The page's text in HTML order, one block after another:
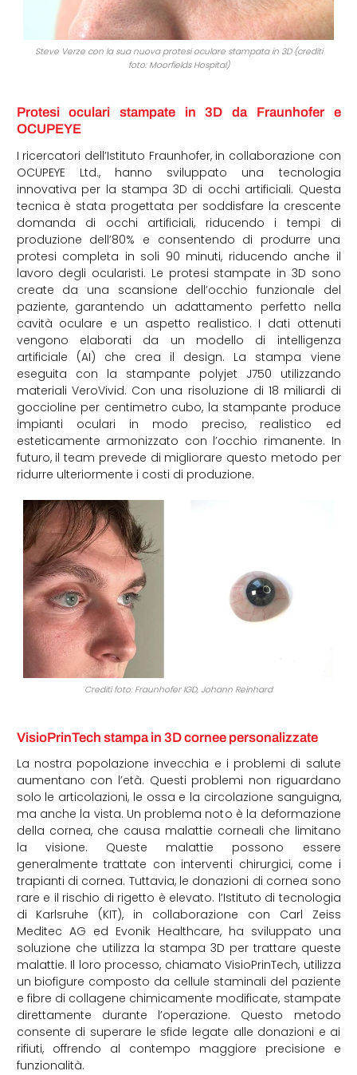
Steve Verze con la sua nuova protesi oculare stampata in 3D (crediti
foto: Moorfields Hospital)
Protesi oculari stampate in 3D da Fraunhofer e
OCUPEYE
I ricercatori dell’Istituto Fraunhofer, in collaborazione con
OCUPEYE Ltd., hanno sviluppato una tecnologia
innovativa per la stampa 3D di occhi artificiali. Questa
tecnica è stata progettata per soddisfare la crescente
domanda di occhi artificiali, riducendo i tempi di
produzione dell’80% e consentendo di produrre una
protesi completa in soli 90 minuti, riducendo anche il
lavoro degli ocularisti. Le protesi stampate in 3D sono
create da una scansione dell’occhio funzionale del
paziente, garantendo un adattamento perfetto nella
cavità oculare e un aspetto realistico. I dati ottenuti
vengono elaborati da un modello di intelligenza
artificiale (AI) che crea il design. La stampa viene
eseguita con la stampante polyjet J750 utilizzando
materiali VeroVivid. Con una risoluzione di 18 miliardi di
goccioline per centimetro cubo, la stampante produce
impianti oculari in modo preciso, realistico ed
esteticamente armonizzato con l’occhio rimanente. In
futuro, il team prevede di migliorare questo metodo per
ridurre ulteriormente i costi di produzione.
Crediti foto: Fraunhofer IGD, Johann Reinhard
VisioPrinTech stampa in 3D cornee personalizzate
La nostra popolazione invecchia e i problemi di salute
aumentano con l’età. Questi problemi non riguardano
solo le articolazioni, le ossa e la circolazione sanguigna,
ma anche la vista. Un problema noto è la deformazione
della cornea, che causa malattie corneali che limitano
la visione. Queste malattie possono essere
generalmente trattate con interventi chirurgici, come i
trapianti di cornea. Tuttavia, le donazioni di cornea sono
rare e il rischio di rigetto è elevato. l’Istituto di tecnologia
di Karlsruhe (KIT), in collaborazione con Carl Zeiss
Meditec AG ed Evonik Healthcare, ha sviluppato una
soluzione che utilizza la stampa 3D per trattare queste
malattie. Il loro processo, chiamato VisioPrinTech, utilizza
un biofigure composto da cellule staminali del paziente
e fibre di collagene chimicamente modificate, stampate
direttamente durante l’operazione. Questo metodo
consente di superare le sfide legate alle donazioni e ai
rifiuti, offrendo al contempo maggiore precisione e
funzionalità.